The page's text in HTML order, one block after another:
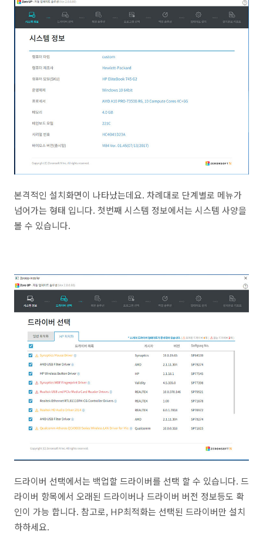
본격적인 설치화면이 나타났는데요. 차례대로 단계별로 메뉴가
넘어가는 형태 입니다. 첫번째 시스템 정보에서는 시스템 사양을
볼 수 있습니다.
드라이버 선택에서는 백업할 드라이버를 선택 할 수 있습니다. 드
라이버 항목에서 오래된 드라이버나 드라이버 버전 정보등도 확
인이 가능 합니다. 참고로, HP최적화는 선택된 드라이버만 설치
하하세요.